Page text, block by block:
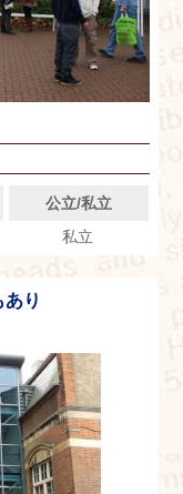
公立/私立
私立
り